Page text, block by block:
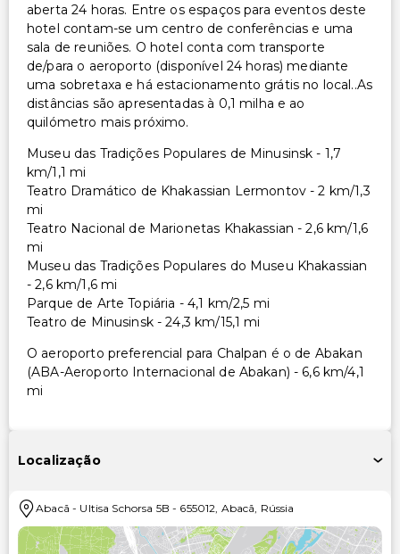
aberta 24 horas. Entre os espaços para eventos deste
hotel contam-se um centro de conferências e uma
sala de reuniões. O hotel conta com transporte
de/para o aeroporto (disponível 24 horas) mediante
uma sobretaxa e há estacionamento grátis no local..As
distâncias são apresentadas à 0,1 milha e ao
quilómetro mais próximo.
Museu das Tradições Populares de Minusinsk - 1,7
km/1,1 mi
Teatro Dramático de Khakassian Lermontov - 2 km/1,3
mi
Teatro Nacional de Marionetas Khakassian - 2,6 km/1,6
mi
Museu das Tradições Populares do Museu Khakassian
- 2,6 km/1,6 mi
Parque de Arte Topiária - 4,1 km/2,5 mi
Teatro de Minusinsk - 24,3 km/15,1 mi
O aeroporto preferencial para Chalpan é o de Abakan
(ABA-Aeroporto Internacional de Abakan) - 6,6 km/4,1
mi
Localização
Abacã - Ultisa Schorsa 5B - 655012 Abacã Rússia